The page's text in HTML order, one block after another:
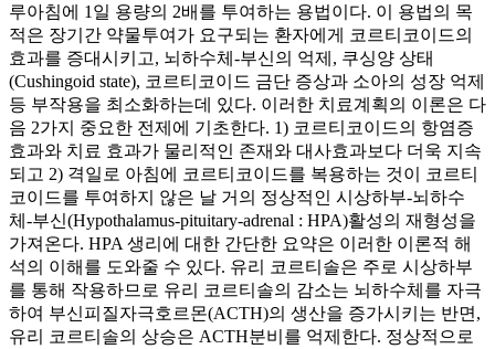
루아침에 1일 용량의 2배를 투여하는 용법이다. 이 용법의 목
적은 장기간 약물투여가 요구되는 환자에게 코르티코이드의
효과를 증대시키고, 뇌하수체-부신의 억제, 쿠싱양 상태
(Cushingoid state), 코르티코이드 금단 증상과 소아의 성장 억제
등 부작용을 최소화하는데 있다. 이러한 치료계획의 이론은 다
음 2가지 중요한 전제에 기초한다. 1) 코르티코이드의 항염증
효과와 치료 효과가 물리적인 존재와 대사효과보다 더욱 지속
되고 2) 격일로 아침에 코르티코이드를 복용하는 것이 코르티
코이드를 투여하지 않은 날 거의 정상적인 시상하부-뇌하수
체-부신(Hypothalamus-pituitary-adrenal : HPA)활성의 재형성을
가져온다. HPA 생리에 대한 간단한 요약은 이러한 이론적 해
석의 이해를 도와줄 수 있다. 유리 코르티솔은 주로 시상하부
를 통해 작용하므로 유리 코르티솔의 감소는 뇌하수체를 자극
하여 부신피질자극호르몬(ACTH)의 생산을 증가시키는 반면,
유리 코르티솔의 상승은 ACTH분비를 억제한다. 정상적으로